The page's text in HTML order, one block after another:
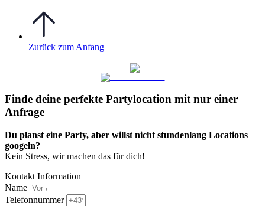
Zurück zum Anfang
Finde deine perfekte Partylocation mit nur einer
Anfrage​
Du planst eine Party, aber willst nicht stundenlang Locations
googeln?
Kein Stress, wir machen das für dich!
Kontakt Information
Name
Telefonnummer